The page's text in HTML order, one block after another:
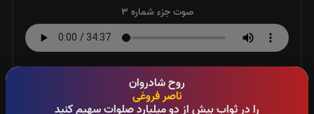
روح شادروان
ناصر فروغی
را در ثواب بیش از دو میلیارد صلوات سهیم کنید
صوت جزء شماره 3